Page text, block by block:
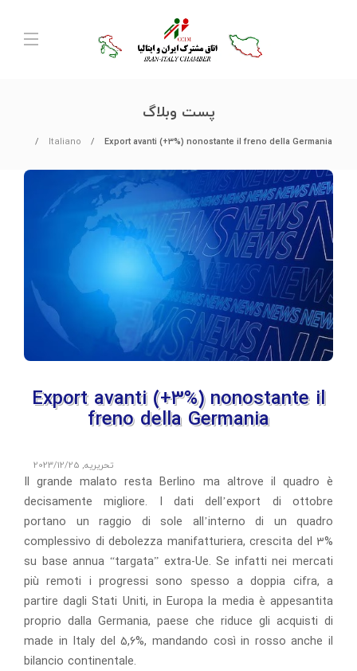
پست وبلاگ
Italiano Export avanti (+3%) nonostante il freno della Germania
Export avanti (+3%) nonostante il
freno della Germania
تحریریه,
2023/12/25
Il grande malato resta Berlino ma altrove il quadro è
decisamente migliore. I dati dell’export di ottobre
portano un raggio di sole all’interno di un quadro
complessivo di debolezza manifatturiera, crescita del 3%
su base annua “targata” extra-Ue. Se infatti nei mercati
più remoti i progressi sono spesso a doppia cifra, a
partire dagli Stati Uniti, in Europa la media è appesantita
proprio dalla Germania, paese che riduce gli acquisti di
made in Italy del 5,6%, mandando così in rosso anche il
bilancio continentale.